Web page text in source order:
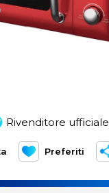
Rivenditore ufficiale
Preferiti